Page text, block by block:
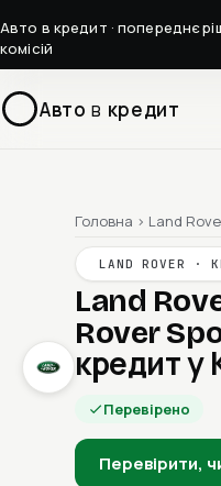
Авто в кредит · попереднє
комісій
Авто в кредит
Головна › Land
LAND ROVER ·
Land
Rover
кредит у
Перевірено
Перевірити,